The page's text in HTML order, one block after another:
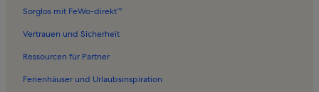
Ferienwohnungen in Wichteldorf
Hotels in Nationalpark Los Glaciares
Ferienunterkünfte am See nahe Reserva Laguna Nimez
Sorglos mit FeWo-direkt™
Vertrauen und Sicherheit
Ressourcen für Partner
Ferienhäuser und Urlaubsinspiration